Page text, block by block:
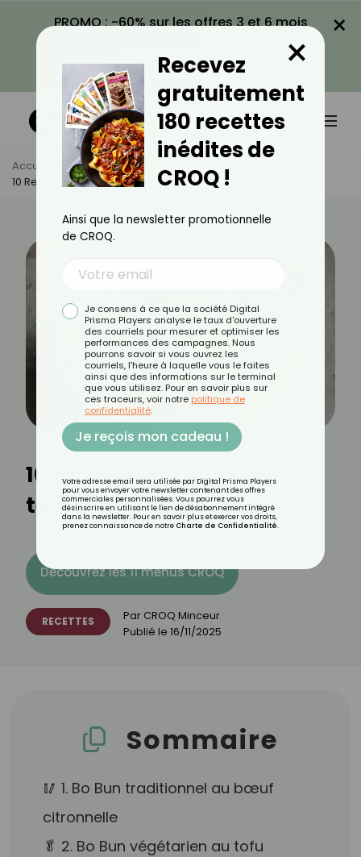
PROMO : -60% sur les offres 3 et 6 mois
VOIR LA PROMO
×
Accueil Actus
Recettes
10 Recettes De Bo Bun À Tester Absolument
10 recettes de Bo Bun à
tester absolument
Découvrez les 11 menus CROQ
RECETTES Par CROQ Minceur
Publié le 16/11/2025
Sommaire
🥢 1. Bo Bun traditionnel au bœuf
citronnelle
🥬 2. Bo Bun végétarien au tofu
Recevez
gratuitement
180 recettes
inédites de
CROQ !
×
Ainsi que la newsletter promotionnelle
de CROQ.
Je consens à ce que la société Digital
Prisma Players analyse le taux d'ouverture
des courriels pour mesurer et optimiser les
performances des campagnes. Nous
pourrons savoir si vous ouvrez les
courriels, l'heure à laquelle vous le faites
ainsi que des informations sur le terminal
que vous utilisez. Pour en savoir plus sur
ces traceurs, voir notre politique de
confidentialité.
Je reçois mon cadeau !
Votre adresse email sera utilisée par Digital Prisma Players
pour vous envoyer votre newsletter contenant des offres
commerciales personnalisées. Vous pourrez vous
désinscrire en utilisant le lien de désabonnement intégré
dans la newsletter. Pour en savoir plus et exercer vos droits,
prenez connaissance de notre Charte de Confidentialité.